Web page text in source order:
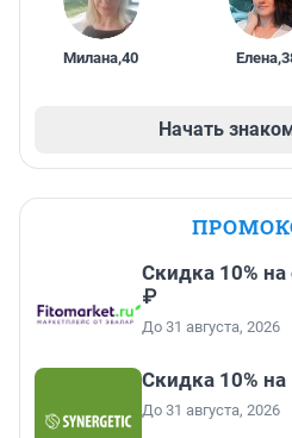
Милана,40 Елена,
Начать
Скидка 10%
₽
До 31 августа, 2026
Скидка 10%
До 31 августа, 2026